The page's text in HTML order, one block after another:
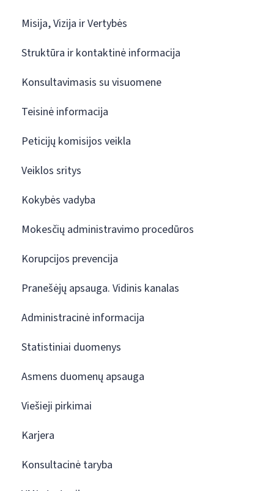
Misija, Vizija ir Vertybės
Struktūra ir kontaktinė informacija
Konsultavimasis su visuomene
Teisinė informacija
Peticijų komisijos veikla
Veiklos sritys
Kokybės vadyba
Mokesčių administravimo procedūros
Korupcijos prevencija
Pranešėjų apsauga. Vidinis kanalas
Administracinė informacija
Statistiniai duomenys
Asmens duomenų apsauga
Viešieji pirkimai
Karjera
Konsultacinė taryba